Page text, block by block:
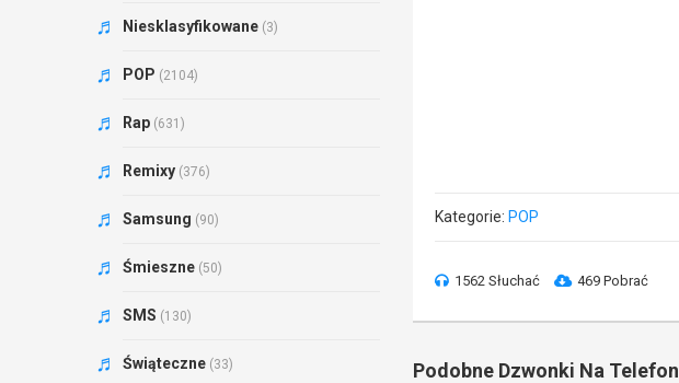
Kategorie: POP
1562 Słuchać 469 Pobrać
Podobne Dzwonki Na Telefon
Niesklasyfikowane (3)
POP (2104)
Rap (631)
Remixy (376)
Samsung (90)
Śmieszne (50)
SMS (130)
Świąteczne (33)